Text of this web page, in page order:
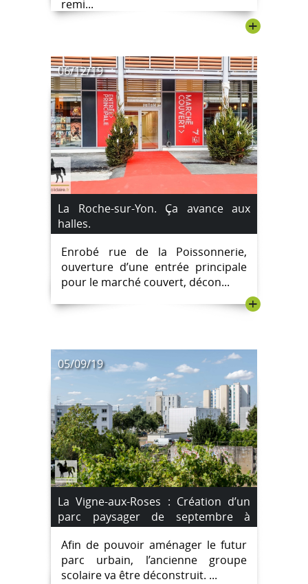
remi...
+
06/12/19
La Roche-sur-Yon. Ça avance aux
halles.
Enrobé rue de la Poissonnerie,
ouverture d’une entrée principale
pour le marché couvert, décon...
+
05/09/19
La Vigne-aux-Roses : Création d’un
parc paysager de septembre à
décembre 2019.
Afin de pouvoir aménager le futur
parc urbain, l’ancienne groupe
scolaire va être déconstruit. ...